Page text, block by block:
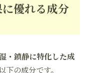
優れる成分
・鎮静に特化した成
の成分です。